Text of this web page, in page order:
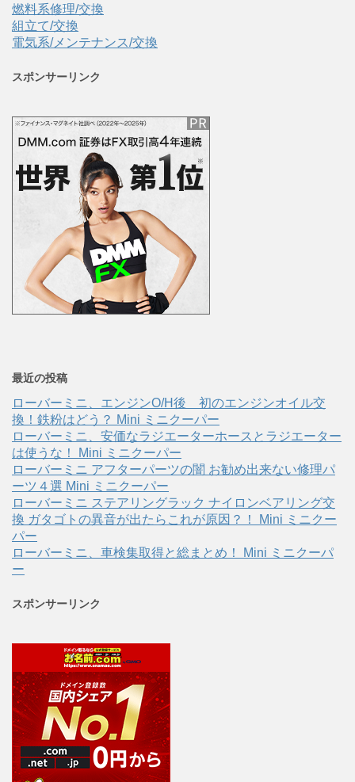
燃料系修理/交換
組立て/交換
電気系/メンテナンス/交換
スポンサーリンク
最近の投稿
ローバーミニ、エンジンO/H後 初のエンジンオイル交
換！鉄粉はどう？ Mini ミニクーパー
ローバーミニ、安価なラジエーターホースとラジエーター
は使うな！ Mini ミニクーパー
ローバーミニ アフターパーツの闇 お勧め出来ない修理パ
ーツ４選 Mini ミニクーパー
ローバーミニ ステアリングラック ナイロンベアリング交
換 ガタゴトの異音が出たらこれが原因？！ Mini ミニクー
パー
ローバーミニ、車検集取得と総まとめ！ Mini ミニクーパ
ー
スポンサーリンク